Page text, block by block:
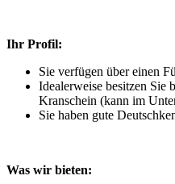
Ihr Profil:
Sie verfügen über einen
Idealerweise besitzen Sie
Kranschein (kann im
Sie haben gute
Was wir bieten: